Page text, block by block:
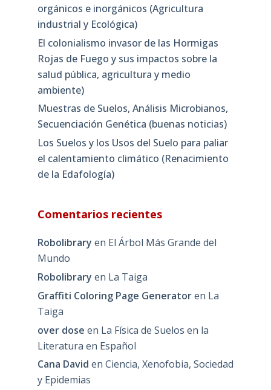
orgánicos e inorgánicos (Agricultura
industrial y Ecológica)
El colonialismo invasor de las Hormigas
Rojas de Fuego y sus impactos sobre la
salud pública, agricultura y medio
ambiente)
Muestras de Suelos, Análisis Microbianos,
Secuenciación Genética (buenas noticias)
Los Suelos y los Usos del Suelo para paliar
el calentamiento climático (Renacimiento
de la Edafología)
Comentarios recientes
Robolibrary en El Árbol Más Grande del
Mundo
Robolibrary en La Taiga
Graffiti Coloring Page Generatoren La
Taiga
over dose en La Física de Suelos en la
Literatura en Español
Cana David en Ciencia, Xenofobia, Sociedad
y Epidemias